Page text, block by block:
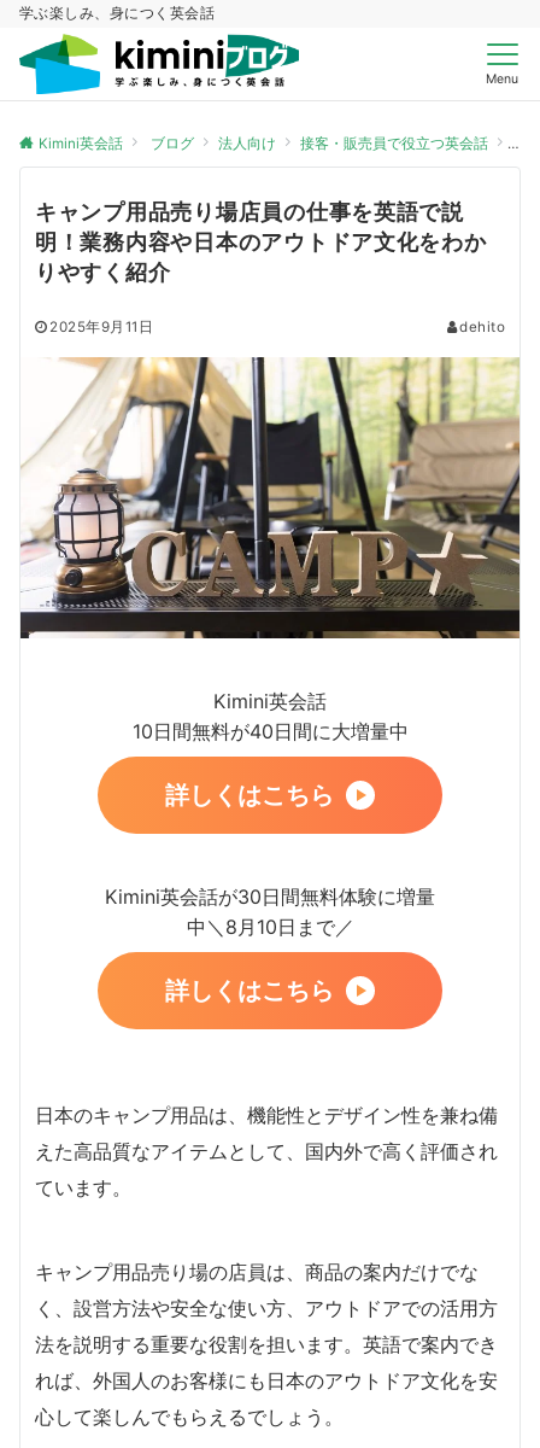
学ぶ楽しみ、身につく英会話
Menu
Kimini英会話 ブログ 法人向け 接客・販売員で役立つ英会話 キ
キャンプ用品売り場店員の仕事を英語で説
明！業務内容や日本のアウトドア文化をわか
りやすく紹介
2025年9月11日 dehito
Kimini英会話
10日間無料が40日間に大増量中
詳しくはこちら
Kimini英会話が30日間無料体験に増量
中＼8月10日まで／
詳しくはこちら
日本のキャンプ用品は、機能性とデザイン性を兼ね備
えた高品質なアイテムとして、国内外で高く評価され
ています。
キャンプ用品売り場の店員は、商品の案内だけでな
く、設営方法や安全な使い方、アウトドアでの活用方
法を説明する重要な役割を担います。英語で案内でき
れば、外国人のお客様にも日本のアウトドア文化を安
心して楽しんでもらえるでしょう。